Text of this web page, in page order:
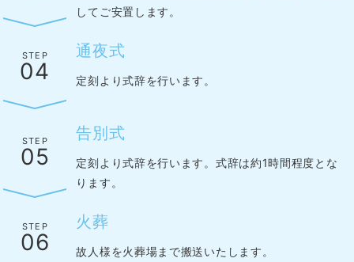
してご安置します。
STEP
04
通夜式
定刻より式辞を行います。
STEP
05
告別式
定刻より式辞を行います。式辞は約1時間程度とな
ります。
STEP
06
火葬
故人様を火葬場まで搬送いたします。